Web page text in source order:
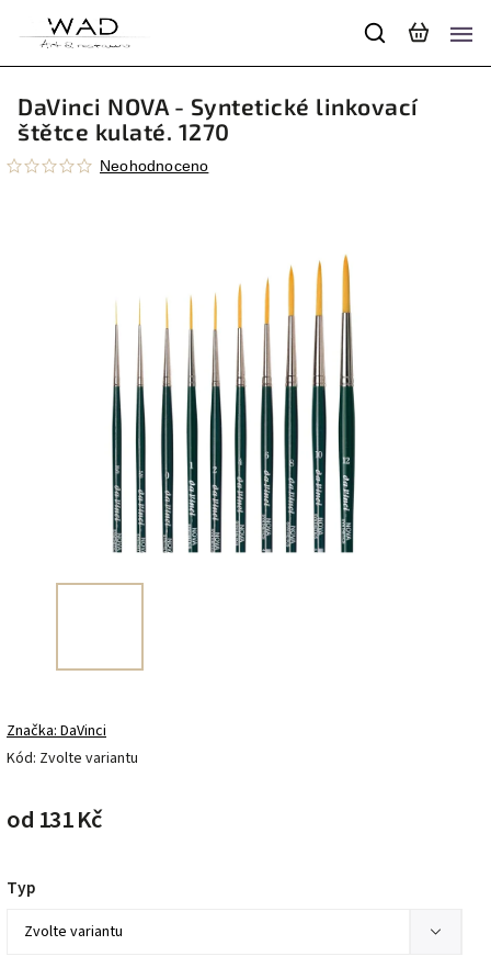
DaVinci NOVA - Syntetické linkovací
štětce kulaté. 1270
Neohodnoceno
Kód: Zvolte variantu
Značka:DaVinci
od 131 Kč
Typ